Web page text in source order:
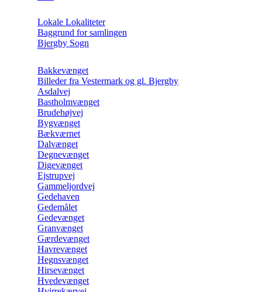
Lokale Lokaliteter
Baggrund for samlingen
Bjergby Sogn
Bakkevænget
Billeder fra Vestermark og gl. Bjergby
Asdalvej
Bastholmvænget
Brudehøjvej
Bygvænget
Bækværnet
Dalvænget
Degnevænget
Digevænget
Ejstrupvej
Gammeljordvej
Gedehaven
Gedemålet
Gedevænget
Granvænget
Gærdevænget
Havrevænget
Hegnsvænget
Hirsevænget
Hvedevænget